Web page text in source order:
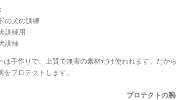
の犬の訓練
訓練用
訓練
は手作りで、上質で無害の素材だけ使われます。だか
をプロテクトします。
プロテクトの